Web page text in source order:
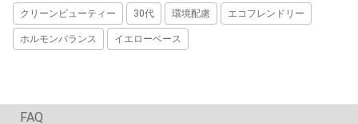
クリーンビューティー 30代 環境配慮 エコフレンドリー
ホルモンバランス イエローベース
FAQ